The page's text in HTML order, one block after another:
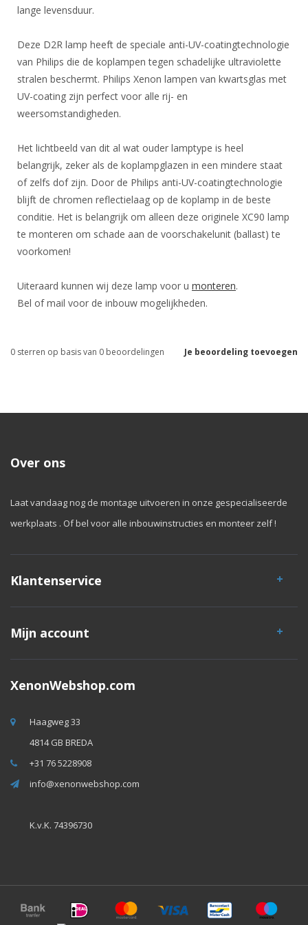
lange levensduur.
Deze D2R lamp heeft de speciale anti-UV-coatingtechnologie
van Philips die de koplampen tegen schadelijke ultraviolette
stralen beschermt. Philips Xenon lampen van kwartsglas met
UV-coating zijn perfect voor alle rij- en
weersomstandigheden.
Het lichtbeeld van dit al wat ouder lamptype is heel
belangrijk, zeker als de koplampglazen in een mindere staat
of zelfs dof zijn. Door de Philips anti-UV-coatingtechnologie
blijft de chromen reflectielaag op de koplamp in de beste
conditie. Het is belangrijk om alleen deze originele XC90 lamp
te monteren om schade aan de voorschakelunit (ballast) te
voorkomen!
Uiteraard kunnen wij deze lamp voor u monteren.
Bel of mail voor de inbouw mogelijkheden.
Je beoordeling toevoegen
0 sterren op basis van 0 beoordelingen
Over ons
Laat vandaag nog de montage uitvoeren in onze gespecialiseerde
werkplaats . Of bel voor alle inbouwinstructies en monteer zelf !
Klantenservice
Mijn account
XenonWebshop.com
Haagweg 33
4814 GB BREDA
+31 76 5228908
info@xenonwebshop.com
K.v.K. 74396730